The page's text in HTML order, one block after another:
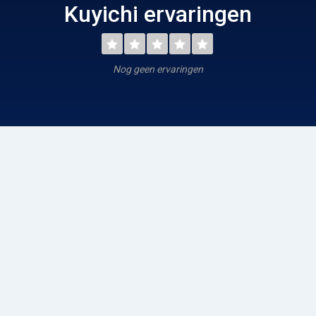
Kuyichi ervaringen
Nog geen ervaringen